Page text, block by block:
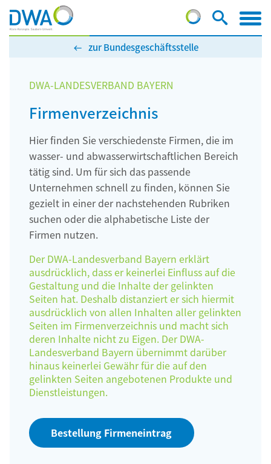
zur Bundesgeschäftsstelle
DWA-LANDESVERBAND BAYERN
Firmenverzeichnis
Hier finden Sie verschiedenste Firmen, die im
wasser- und abwasserwirtschaftlichen Bereich
tätig sind. Um für sich das passende
Unternehmen schnell zu finden, können Sie
gezielt in einer der nachstehenden Rubriken
suchen oder die alphabetische Liste der
Firmen nutzen.
Der DWA-Landesverband Bayern erklärt
ausdrücklich, dass er keinerlei Einfluss auf die
Gestaltung und die Inhalte der gelinkten
Seiten hat. Deshalb distanziert er sich hiermit
ausdrücklich von allen Inhalten aller gelinkten
Seiten im Firmenverzeichnis und macht sich
deren Inhalte nicht zu Eigen. Der DWA-
Landesverband Bayern übernimmt darüber
hinaus keinerlei Gewähr für die auf den
gelinkten Seiten angebotenen Produkte und
Dienstleistungen.
Bestellung Firmeneintrag